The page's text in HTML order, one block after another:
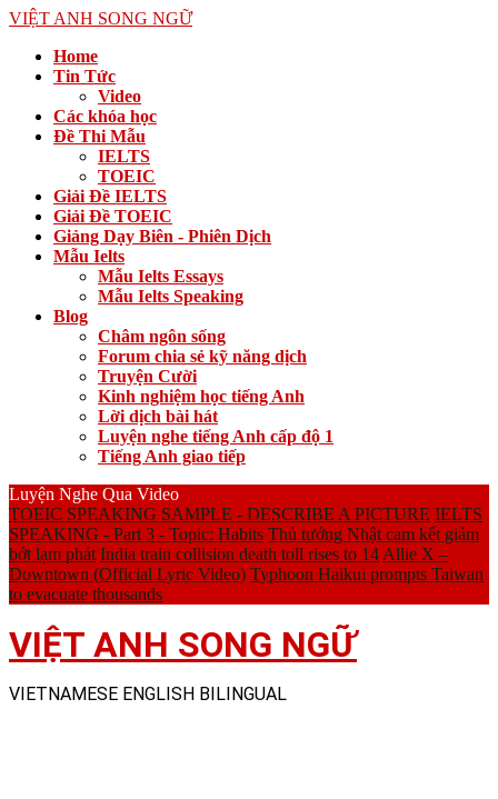
VIỆT ANH SONG NGỮ
Home
Tin Tức
Video
Các khóa học
Đề Thi Mẫu
IELTS
TOEIC
Giải Đề IELTS
Giải Đề TOEIC
Giảng Dạy Biên - Phiên Dịch
Mẫu Ielts
Mẫu Ielts Essays
Mẫu Ielts Speaking
Blog
Châm ngôn sống
Forum chia sẻ kỹ năng dịch
Truyện Cười
Kinh nghiệm học tiếng Anh
Lời dịch bài hát
Luyện nghe tiếng Anh cấp độ 1
Tiếng Anh giao tiếp
Luyện Nghe Qua Video
TOEIC SPEAKING SAMPLE - DESCRIBE A PICTURE IELTS
SPEAKING - Part 3 - Topic: Habits Thủ tướng Nhật cam kết giảm
bớt lạm phát India train collision death toll rises to 14 Allie X –
Downtown (Official Lyric Video) Typhoon Haikui prompts Taiwan
to evacuate thousands
VIỆT ANH SONG NGỮ
VIETNAMESE ENGLISH BILINGUAL